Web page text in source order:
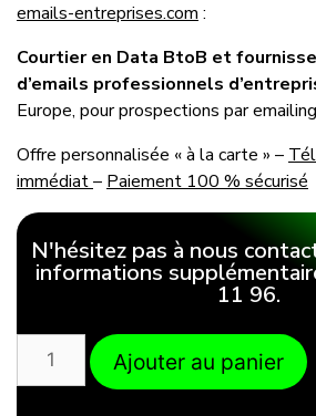
emails-entreprises.com :
Courtier en Data BtoB et
d’emails professionnels
Europe, pour prospections par
Offre personnalisée « à la carte » –
immédiat– Paiement 100 % sécurisé
N'hésitez pas à nous
informations
11 96.
Ajouter au panier